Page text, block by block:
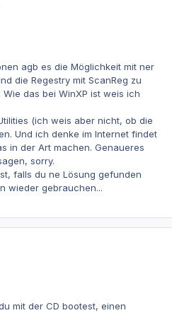
agb es die Möglichkeit mit ner
die Regestry mit ScanReg zu
das bei WinXP ist weis ich
(ich weis aber nicht, ob die
Und ich denke im Internet findet
in der Art machen. Genaueres
sorry.
falls du ne Lösung gefunden
wieder gebrauchen...
mit der CD bootest, einen